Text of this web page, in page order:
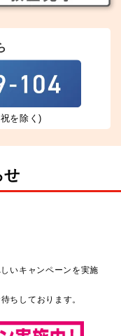
を除く)
せ
いキャンペーンを実施
ちしております。